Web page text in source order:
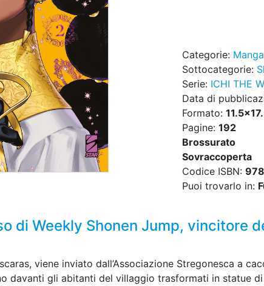
Categorie: Manga
Sottocategorie:
Serie: ICHI THE
Data di
Formato:
Pagine: 192
Brossurato
Sovraccoperta
Codice ISBN:
Puoi trovarlo in:
di Weekly Shonen Jump, vincitore
viene inviato dall’Associazione Stregonesca a
davanti gli abitanti del villaggio trasformati in statue